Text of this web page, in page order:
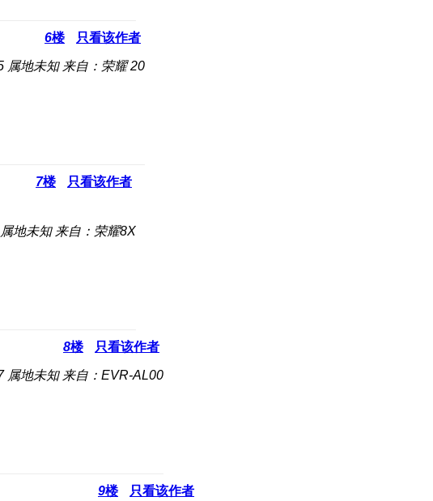
6楼 只看该作者
属地未知 来自：荣耀 20
7楼 只看该作者
属地未知 来自：荣耀8X
8楼 只看该作者
属地未知 来自：EVR-AL00
9楼 只看该作者